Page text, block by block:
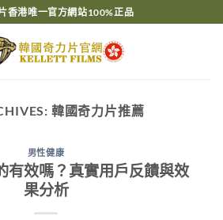
香港唯一官方網站100%正品
韓國奇力片推薦
男性健康
有效嗎？真實用戶反饋與效
果分析